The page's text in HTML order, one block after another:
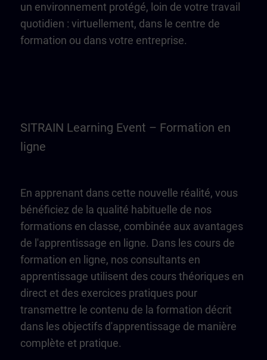
un environnement protégé, loin de votre travail
quotidien : virtuellement, dans le centre de
formation ou dans votre entreprise.
SITRAIN Learning Event – Formation en
ligne
En apprenant dans cette nouvelle réalité, vous
bénéficiez de la qualité habituelle de nos
formations en classe, combinée aux avantages
de l'apprentissage en ligne. Dans les cours de
formation en ligne, nos consultants en
apprentissage utilisent des cours théoriques en
direct et des exercices pratiques pour
transmettre le contenu de la formation décrit
dans les objectifs d'apprentissage de manière
complète et pratique.